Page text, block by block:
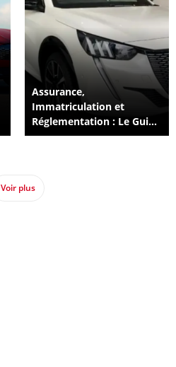
Assurance,
Immatriculation et
Réglementation : Le Guide
Complet pour Rouler en
Voir plus